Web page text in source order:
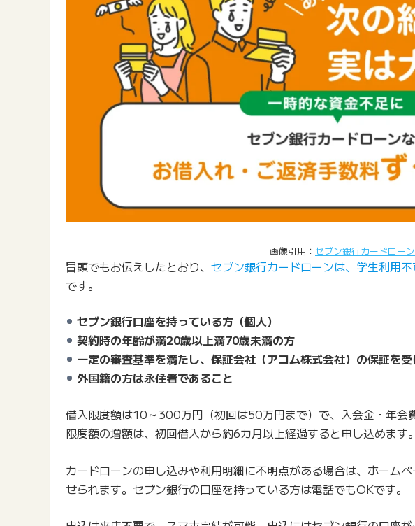
画像引用： セブン銀行カードローン
冒頭でもお伝えしたとおり、セブン銀行カードローンは、学生利用
です。
セブン銀行口座を持っている方（個人）
契約時の年齢が満20歳以上満70歳未満の方
一定の審査基準を満たし、保証会社（アコム株式会社）の保証を
外国籍の方は永住者であること
借入限度額は10～300万円（初回は50万円まで）で、入会金・年会
限度額の増額は、初回借入から約6カ月以上経過すると申し込めます。
カードローンの申し込みや利用明細に不明点がある場合は、ホーム
せられます。セブン銀行の口座を持っている方は電話でもOKです。